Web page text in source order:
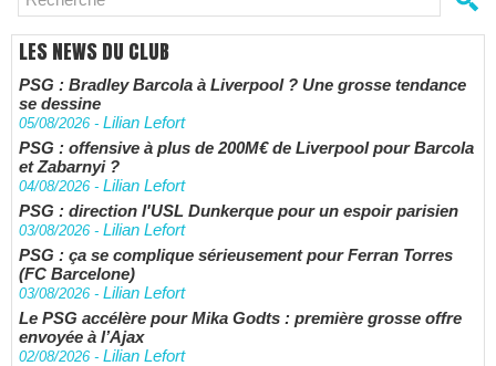
LES NEWS DU CLUB
PSG : Bradley Barcola à Liverpool ? Une grosse tendance
se dessine
05/08/2026 - Lilian Lefort
PSG : offensive à plus de 200M€ de Liverpool pour Barcola
et Zabarnyi ?
04/08/2026 - Lilian Lefort
PSG : direction l'USL Dunkerque pour un espoir parisien
03/08/2026 - Lilian Lefort
PSG : ça se complique sérieusement pour Ferran Torres
(FC Barcelone)
03/08/2026 - Lilian Lefort
Le PSG accélère pour Mika Godts : première grosse offre
envoyée à l’Ajax
02/08/2026 - Lilian Lefort